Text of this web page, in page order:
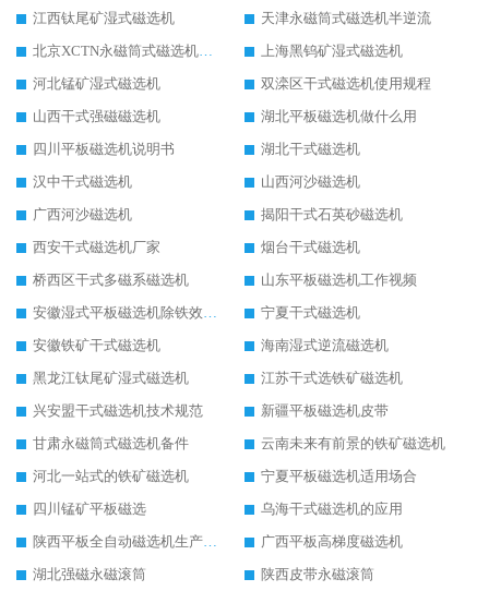
江西钛尾矿湿式磁选机
天津永磁筒式磁选机半逆流
北京XCTN永磁筒式磁选机磁块位置
上海黑钨矿湿式磁选机
河北锰矿湿式磁选机
双滦区干式磁选机使用规程
山西干式强磁磁选机
湖北平板磁选机做什么用
四川平板磁选机说明书
湖北干式磁选机
汉中干式磁选机
山西河沙磁选机
广西河沙磁选机
揭阳干式石英砂磁选机
西安干式磁选机厂家
烟台干式磁选机
桥西区干式多磁系磁选机
山东平板磁选机工作视频
安徽湿式平板磁选机除铁效果怎么样
宁夏干式磁选机
安徽铁矿干式磁选机
海南湿式逆流磁选机
黑龙江钛尾矿湿式磁选机
江苏干式选铁矿磁选机
兴安盟干式磁选机技术规范
新疆平板磁选机皮带
甘肃永磁筒式磁选机备件
云南未来有前景的铁矿磁选机
河北一站式的铁矿磁选机
宁夏平板磁选机适用场合
四川锰矿平板磁选
乌海干式磁选机的应用
陕西平板全自动磁选机生产厂家
广西平板高梯度磁选机
湖北强磁永磁滚筒
陕西皮带永磁滚筒